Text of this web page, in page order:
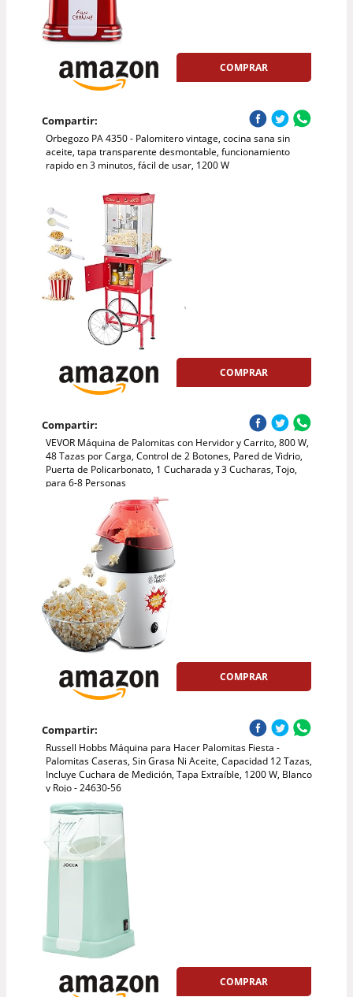
COMPRAR
Compartir:
Orbegozo PA 4350 - Palomitero vintage, cocina sana sin
aceite, tapa transparente desmontable, funcionamiento
rapido en 3 minutos, fácil de usar, 1200 W
COMPRAR
Compartir:
VEVOR Máquina de Palomitas con Hervidor y Carrito, 800 W,
48 Tazas por Carga, Control de 2 Botones, Pared de Vidrio,
Puerta de Policarbonato, 1 Cucharada y 3 Cucharas, Tojo,
para 6-8 Personas
COMPRAR
Compartir:
Russell Hobbs Máquina para Hacer Palomitas Fiesta -
Palomitas Caseras, Sin Grasa Ni Aceite, Capacidad 12 Tazas,
Incluye Cuchara de Medición, Tapa Extraíble, 1200 W, Blanco
y Rojo - 24630-56
COMPRAR